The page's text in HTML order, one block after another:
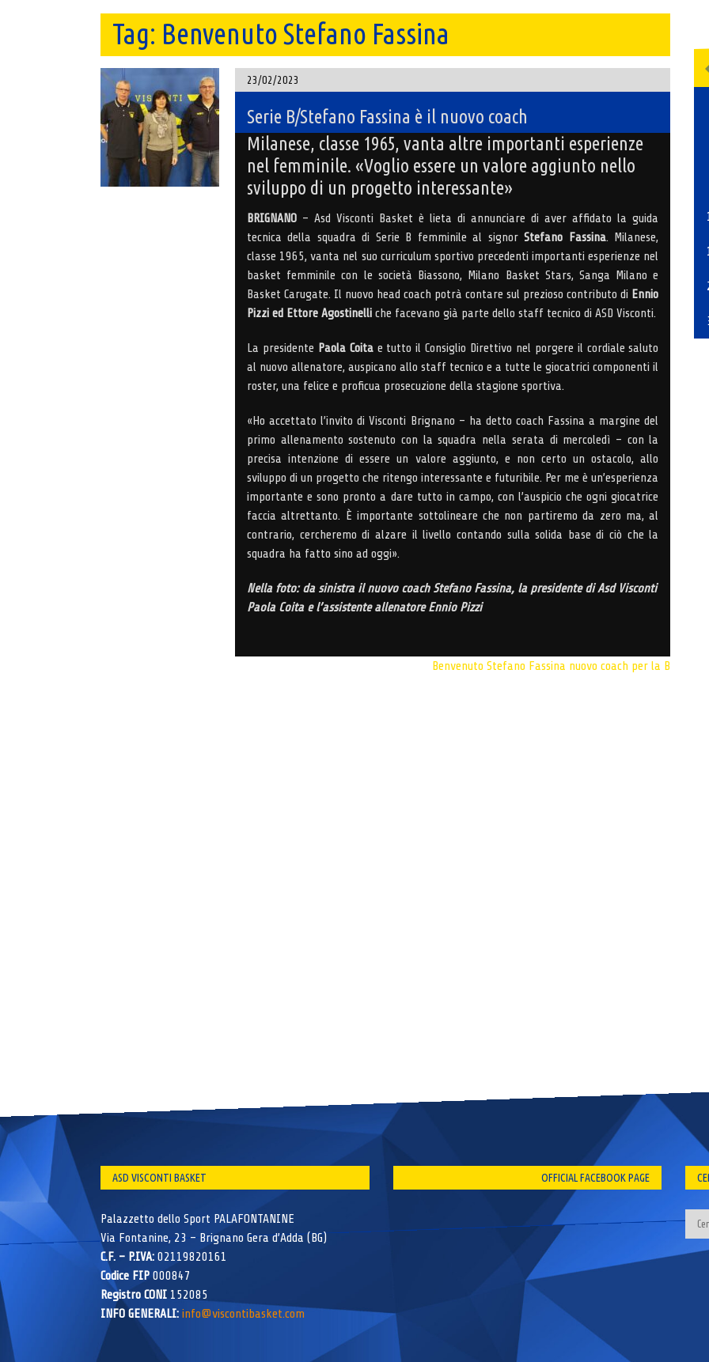
Tag: Benvenuto Stefano Fassina
23/02/2023
Serie B/Stefano Fassina è il nuovo coach
Milanese, classe 1965, vanta altre importanti esperienze
nel femminile. «Voglio essere un valore aggiunto nello
sviluppo di un progetto interessante»
BRIGNANO – Asd Visconti Basket è lieta di annunciare di aver affidato la guida
tecnica della squadra di Serie B femminile al signorStefano Fassina. Milanese,
classe 1965, vanta nel suo curriculum sportivo precedenti importanti esperienze nel
basket femminile con le società Biassono, Milano Basket Stars, Sanga Milano e
Basket Carugate. Il nuovo head coach potrà contare sul prezioso contributo di Ennio
Pizzi ed Ettore Agostinelli che facevano già parte dello staff tecnico di ASD Visconti.
La presidente Paola Coitae tutto il Consiglio Direttivo nel porgere il cordiale saluto
al nuovo allenatore, auspicano allo staff tecnico e a tutte le giocatrici componenti il
roster, una felice e proficua prosecuzione della stagione sportiva.
«Ho accettato l’invito di Visconti Brignano – ha detto coach Fassina a margine del
primo allenamento sostenuto con la squadra nella serata di mercoledì – con la
precisa intenzione di essere un valore aggiunto, e non certo un ostacolo, allo
sviluppo di un progetto che ritengo interessante e futuribile. Per me è un’esperienza
importante e sono pronto a dare tutto in campo, con l’auspicio che ogni giocatrice
faccia altrettanto. È importante sottolineare che non partiremo da zero ma, al
contrario, cercheremo di alzare il livello contando sulla solida base di ciò che la
squadra ha fatto sino ad oggi».
Nella foto: da sinistra il nuovo coach Stefano Fassina, la presidente di Asd Visconti
Paola Coita e l’assistente allenatore Ennio Pizzi
Benvenuto Stefano Fassina nuovo coach per la B
ASD VISCONTI BASKET
Palazzetto dello Sport PALAFONTANINE
Via Fontanine, 23 – Brignano Gera d’Adda (BG)
C.F. – P.IVA: 02119820161
Codice FIP 000847
Registro CONI 152085
INFO GENERALI: info@viscontibasket.com
OFFICIAL FACEBOOK PAGE